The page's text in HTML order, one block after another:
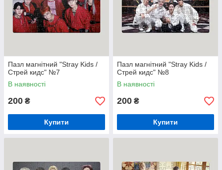
Пазл магнітний "Stray Kids /
Стрей кидс" №7
В наявності
200 ₴
Купити
Пазл магнітний "Stray Kids /
Стрей кидс" №8
В наявності
200 ₴
Купити